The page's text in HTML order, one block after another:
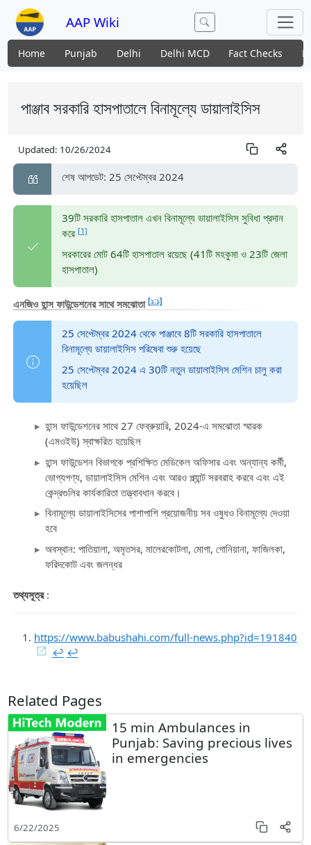
AAP Wiki
Home Punjab Delhi Delhi MCD Fact Checks
পাঞ্জাব সরকারি হাসপাতালে বিনামূল্যে ডায়ালাইসিস
Updated: 10/26/2024
শেষ আপডেট: 25 সেপ্টেম্বর 2024
39টি সরকারি হাসপাতাল এখন বিনামূল্যে ডায়ালাইসিস সুবিধা প্রদান
করে[1]
সরকারের মোট 64টি হাসপাতাল রয়েছে (41টি মহকুমা ও 23টি জেলা
হাসপাতাল)
এনজিও হান্স ফাউন্ডেশনের সাথে সমঝোতা [১:১]
25 সেপ্টেম্বর 2024 থেকে পাঞ্জাবে 8টি সরকারি হাসপাতালে
বিনামূল্যে ডায়ালাইসিস পরিষেবা শুরু হয়েছে
25 সেপ্টেম্বর 2024 এ 30টি নতুন ডায়ালাইসিস মেশিন চালু করা
হয়েছিল
হান্স ফাউন্ডেশনের সাথে 27 ফেব্রুয়ারি, 2024-এ সমঝোতা স্মারক
(এমওইউ) স্বাক্ষরিত হয়েছিল
হান্স ফাউন্ডেশন বিভাগকে প্রশিক্ষিত মেডিকেল অফিসার এবং অন্যান্য কর্মী,
ভোগ্যপণ্য, ডায়ালাইসিস মেশিন এবং আরও প্ল্যান্ট সরবরাহ করবে এবং এই
কেন্দ্রগুলির কার্যকারিতা তত্ত্বাবধান করবে।
বিনামূল্যে ডায়ালাইসিসের পাশাপাশি প্রয়োজনীয় সব ওষুধও বিনামূল্যে দেওয়া
হবে
অবস্থান: পাতিয়ালা, অমৃতসর, মালেরকোটলা, মোগা, গোনিয়ানা, ফাজিলকা,
ফরিদকোট এবং জলন্ধর
তথ্যসূত্র:
https://www.babushahi.com/full-news.php?id=191840
↩︎ ↩︎
Related Pages
15 min Ambulances in
Punjab: Saving precious lives
in emergencies
6/22/2025